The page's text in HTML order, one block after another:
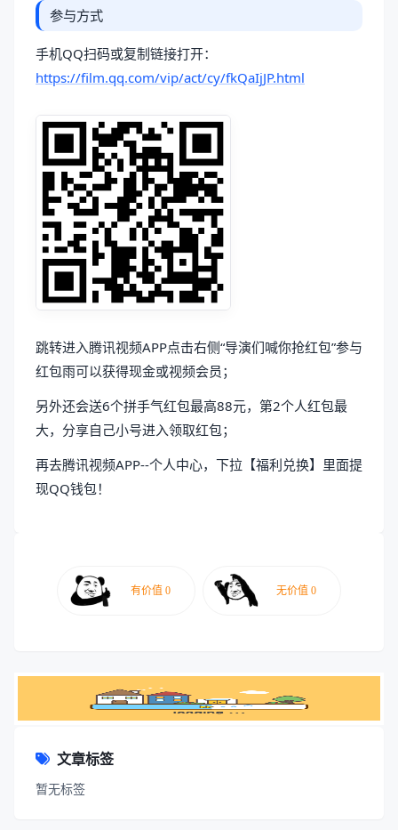
参与方式
手机QQ扫码或复制链接打开：
https://film.qq.com/vip/act/cy/fkQaIjJP.html
跳转进入腾讯视频APP点击右侧“导演们喊你抢红包”参与
红包雨可以获得现金或视频会员；
另外还会送6个拼手气红包最高88元，第2个人红包最
大，分享自己小号进入领取红包；
再去腾讯视频APP--个人中心，下拉【福利兑换】里面提
现QQ钱包！
文章标签
暂无标签